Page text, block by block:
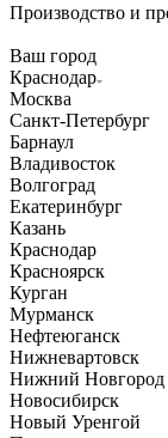
Производство и
Ваш город
Краснодар
Москва
Санкт-Петербург
Барнаул
Владивосток
Волгоград
Екатеринбург
Казань
Краснодар
Красноярск
Курган
Мурманск
Нефтеюганск
Нижневартовск
Нижний Новгород
Новосибирск
Новый Уренгой